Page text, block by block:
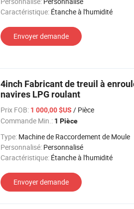
Caractéristique: Étanche à l'humidité
Envoyer demande
4inch Fabricant de treuil à
navires LPG roulant
Prix FOB: 1 000,00 $US / Pièce
Commande Min.: 1 Pièce
Type: Machine de Raccordement de Moule
Personnalisé: Personnalisé
Caractéristique: Étanche à l'humidité
Envoyer demande